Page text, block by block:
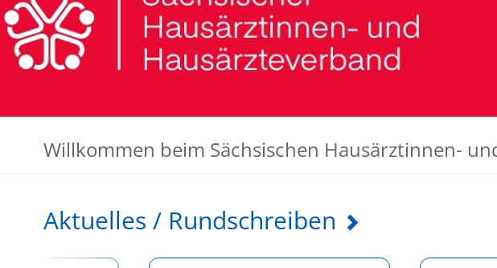
Willkommen beim Sächsischen Hausärztinnen-
Aktuelles / Rundschreiben